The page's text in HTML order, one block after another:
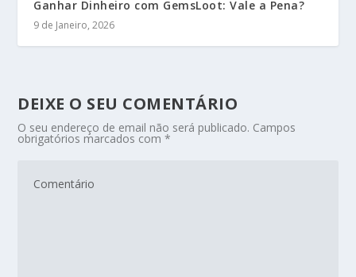
Ganhar Dinheiro com GemsLoot: Vale a Pena?
9 de Janeiro, 2026
DEIXE O SEU COMENTÁRIO
O seu endereço de email não será publicado. Campos
obrigatórios marcados com*